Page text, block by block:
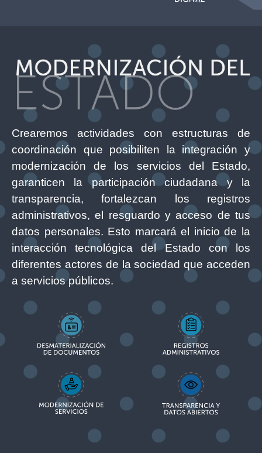
Crearemos actividades con estructuras de
coordinación que posibiliten la integración y
modernización de los servicios del Estado,
garanticen la participación ciudadana y la
transparencia, fortalezcan los registros
administrativos, el resguardo y acceso de tus
datos personales. Esto marcará el inicio de la
interacción tecnológica del Estado con los
diferentes actores de la sociedad que acceden
a servicios públicos.